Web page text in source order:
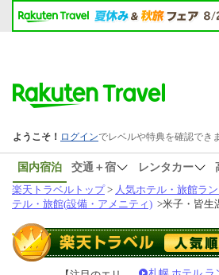
国内宿泊 交通＋宿 レンタカー
楽天トラベルトップ> 人気ホテル・旅館ラ
テル・旅館(設備・アメニティ) >米子・皆生